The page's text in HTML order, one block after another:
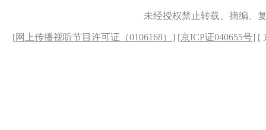
未经授权禁止转载、摘编、
[网上传播视听节目许可证（0106168） ] [京ICP证040655号] [